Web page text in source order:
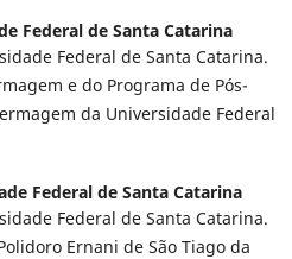
Federal de Santa Catarina
Federal de Santa Catarina.
e do Programa de Pós-
da Universidade Federal
Federal de Santa Catarina
Federal de Santa Catarina.
Ernani de São Tiago da